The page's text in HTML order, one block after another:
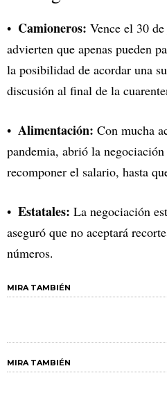
Camioneros: Vence el 30
advierten que apenas pueden
la posibilidad de acordar una
discusión al final de la
Alimentación: Con mucha
pandemia, abrió la
recomponer el salario, hasta
Estatales: La negociación
aseguró que no aceptará
números.
MIRA TAMBIÉN
MIRA TAMBIÉN